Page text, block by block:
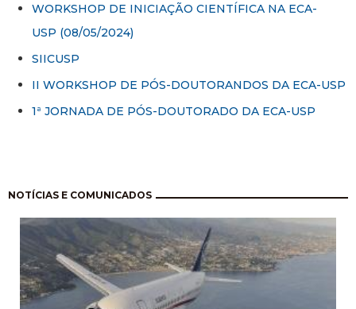
WORKSHOP DE INICIAÇÃO CIENTÍFICA NA ECA-
USP (08/05/2024)
SIICUSP
II WORKSHOP DE PÓS-DOUTORANDOS DA ECA-USP
1ª JORNADA DE PÓS-DOUTORADO DA ECA-USP
NOTÍCIAS E COMUNICADOS
Paginación